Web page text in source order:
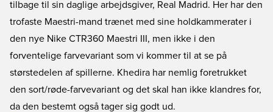
tilbage til sin daglige arbejdsgiver, Real Madrid. Her har den
trofaste Maestri-mand trænet med sine holdkammerater i
den nye Nike CTR360 Maestri III, men ikke i den
forventelige farvevariant som vi kommer til at se på
størstedelen af spillerne. Khedira har nemlig foretrukket
den sort/røde-farvevariant og det skal han ikke klandres for,
da den bestemt også tager sig godt ud.